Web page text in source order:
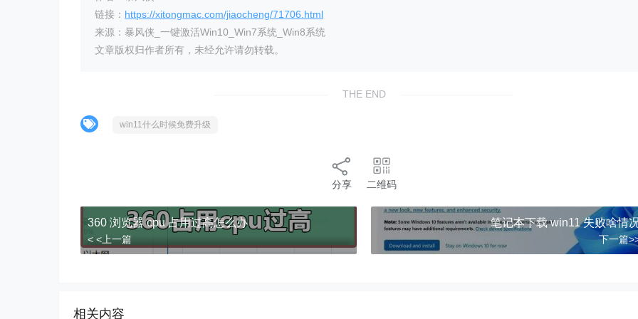
链接： https://xitongmac.com/jiaocheng/71706.html
来源：暴风侠_一键激活Win10_Win7系统_Win8系统
文章版权归作者所有，未经允许请勿转载。
THE END
win11什么时候免费升级
分享 二维码
360 浏览器 cpu 占用过高怎么办
< <上一篇
笔记本下载 win11 失败啥情
下一篇
相关内容